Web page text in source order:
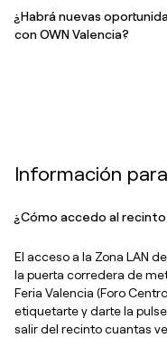
¿Habrá nuevas
con OWN Valencia?
Información
¿Cómo accedo al
El acceso a la Zona LAN
la puerta corredera de
Feria Valencia (Foro
etiquetarte y darte la
salir del recinto cuantas